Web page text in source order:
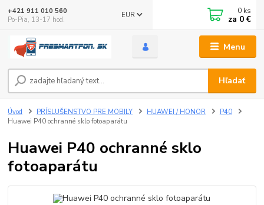
Menu
EUR
Hľadať
+421 911 010 560
Po-Pia, 13-17 hod.
0 ks
za 0 €
Úvod PRÍSLUŠENSTVO PRE MOBILY HUAWEI / HONOR
P40
Huawei P40 ochranné sklo fotoaparátu
Huawei P40 ochranné sklo
fotoaparátu